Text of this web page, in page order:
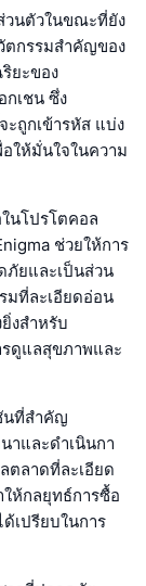
วนตัวในขณะที่ยัง
ตกรรมสำคัญของ
ยะของ
กเชน ซึ่ง
ถูกเข้ารหัส แบ่ง
ให้มั่นใจในความ
นโปรโตคอล
ช่วยให้การ
ภัยและเป็นส่วน
มที่ละเอียดอ่อน
งสำหรับ
รดูแลสุขภาพและ
นที่สำคัญ
าและดำเนินกา
ตลาดที่ละเอียด
ห้กลยุทธ์การซื้อ
เปรียบในการ